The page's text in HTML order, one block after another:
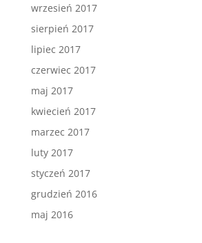
wrzesień 2017
sierpień 2017
lipiec 2017
czerwiec 2017
maj 2017
kwiecień 2017
marzec 2017
luty 2017
styczeń 2017
grudzień 2016
maj 2016